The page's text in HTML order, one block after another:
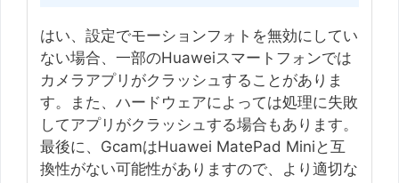
はい、設定でモーションフォトを無効にしてい
ない場合、一部のHuaweiスマートフォンでは
カメラアプリがクラッシュすることがありま
す。また、ハードウェアによっては処理に失敗
してアプリがクラッシュする場合もあります。
最後に、GcamはHuawei MatePad Miniと互
換性がない可能性がありますので、より適切な